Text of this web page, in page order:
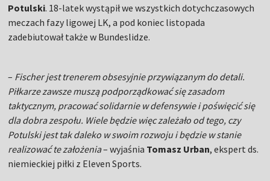
Potulski. 18-latek wystąpił we wszystkich dotychczasowych
meczach fazy ligowej LK, a pod koniec listopada
zadebiutował także w Bundeslidze.
– Fischer jest trenerem obsesyjnie przywiązanym do detali.
Piłkarze zawsze muszą podporządkować się zasadom
taktycznym, pracować solidarnie w defensywie i poświęcić się
dla dobra zespołu. Wiele będzie więc zależało od tego, czy
Potulski jest tak daleko w swoim rozwoju i będzie w stanie
realizować te założenia– wyjaśnia Tomasz Urban, ekspert ds.
niemieckiej piłki z Eleven Sports.